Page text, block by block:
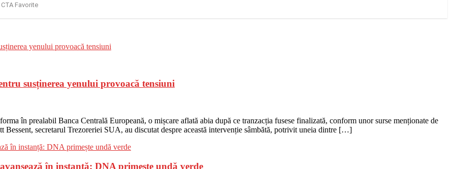
susținerea yenului provoacă tensiuni
în prealabil Banca Centrală Europeană, o mișcare aflată abia după ce tranzacția fusese finalizată, conform unor surse menționate de
secretarul Trezoreriei SUA, au discutat despre această intervenție sâmbătă, potrivit uneia dintre […]
în instanță: DNA primește undă verde